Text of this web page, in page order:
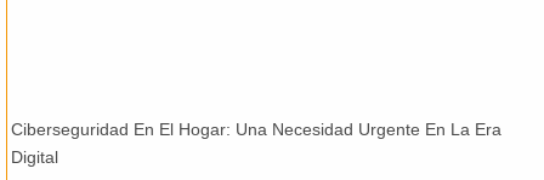
Ciberseguridad En El Hogar: Una Necesidad Urgente En La Era
Digital